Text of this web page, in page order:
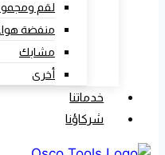
لقم
منفضة
مشابك
أخرى
خدماتنا
شركاؤنا